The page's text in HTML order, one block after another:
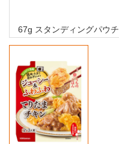
67g スタンディングパウチ